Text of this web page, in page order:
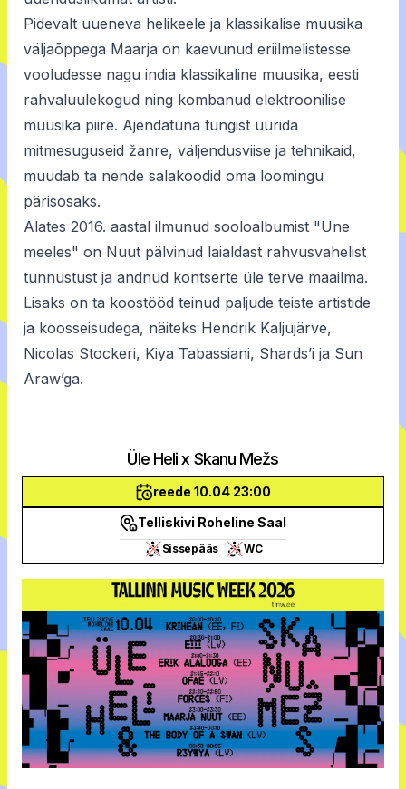
Pidevalt uueneva helikeele ja klassikalise muusika
väljaõppega Maarja on kaevunud eriilmelistesse
vooludesse nagu india klassikaline muusika, eesti
rahvaluulekogud ning kombanud elektroonilise
muusika piire. Ajendatuna tungist uurida
mitmesuguseid žanre, väljendusviise ja tehnikaid,
muudab ta nende salakoodid oma loomingu
pärisosaks.
Alates 2016. aastal ilmunud sooloalbumist "Une
meeles" on Nuut pälvinud laialdast rahvusvahelist
tunnustust ja andnud kontserte üle terve maailma.
Lisaks on ta koostööd teinud paljude teiste artistide
ja koosseisudega, näiteks Hendrik Kaljujärve,
Nicolas Stockeri, Kiya Tabassiani, Shards’i ja Sun
Araw’ga.
Üle Heli x Skanu Mežs
reede 10.04 23:00
Telliskivi Roheline Saal
Sissepääs WC